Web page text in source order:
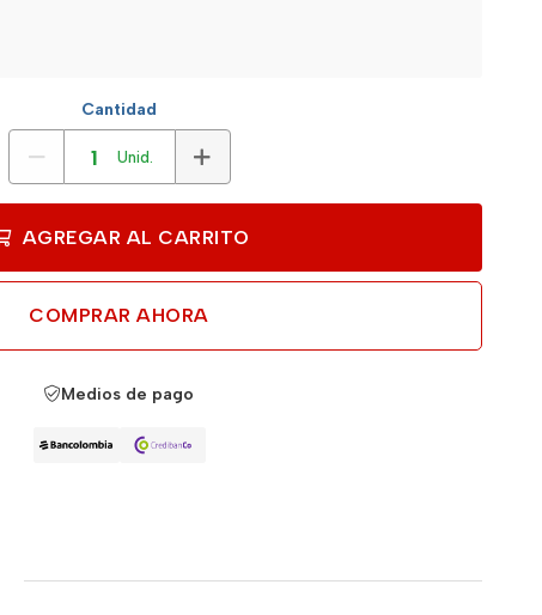
Cantidad
Unid.
AGREGAR AL CARRITO
COMPRAR AHORA
Medios de pago